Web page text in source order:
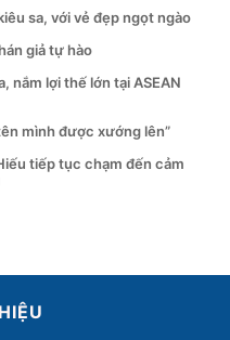
sa, với vẻ đẹp ngọt ngào
giả tự hào
nắm lợi thế lớn tại ASEAN
mình được xướng lên”
tiếp tục chạm đến cảm